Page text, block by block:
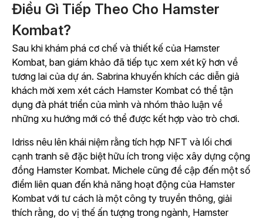
Điều Gì Tiếp Theo Cho Hamster
Kombat?
Sau khi khám phá cơ chế và thiết kế của Hamster
Kombat, ban giám khảo đã tiếp tục xem xét kỹ hơn về
tương lai của dự án. Sabrina khuyến khích các diễn giả
khách mời xem xét cách Hamster Kombat có thể tận
dụng đà phát triển của mình và nhóm thảo luận về
những xu hướng mới có thể được kết hợp vào trò chơi.
Idriss nêu lên khái niệm rằng tích hợp NFT và lối chơi
cạnh tranh sẽ đặc biệt hữu ích trong việc xây dựng cộng
đồng Hamster Kombat. Michele cũng đề cập đến một số
điểm liên quan đến khả năng hoạt động của Hamster
Kombat với tư cách là một công ty truyền thông, giải
thích rằng, do vị thế ấn tượng trong ngành, Hamster